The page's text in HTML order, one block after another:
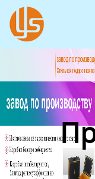
Главная
Продукция
О Нас
Контакты